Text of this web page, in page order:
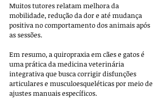
Muitos tutores relatam melhora da
mobilidade, redução da dor e até mudança
positiva no comportamento dos animais após
as sessões.
Em resumo, a quiropraxia em cães e gatos é
uma prática da medicina veterinária
integrativa que busca corrigir disfunções
articulares e musculoesqueléticas por meio de
ajustes manuais específicos.